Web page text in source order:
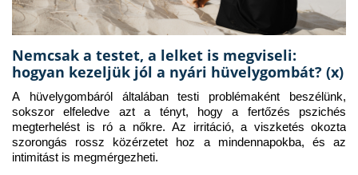
Nemcsak a testet, a lelket is megviseli:
hogyan kezeljük jól a nyári hüvelygombát? (x)
A hüvelygombáról általában testi problémaként beszélünk,
sokszor elfeledve azt a tényt, hogy a fertőzés pszichés
megterhelést is ró a nőkre. Az irritáció, a viszketés okozta
szorongás rossz közérzetet hoz a mindennapokba, és az
intimitást is megmérgezheti.